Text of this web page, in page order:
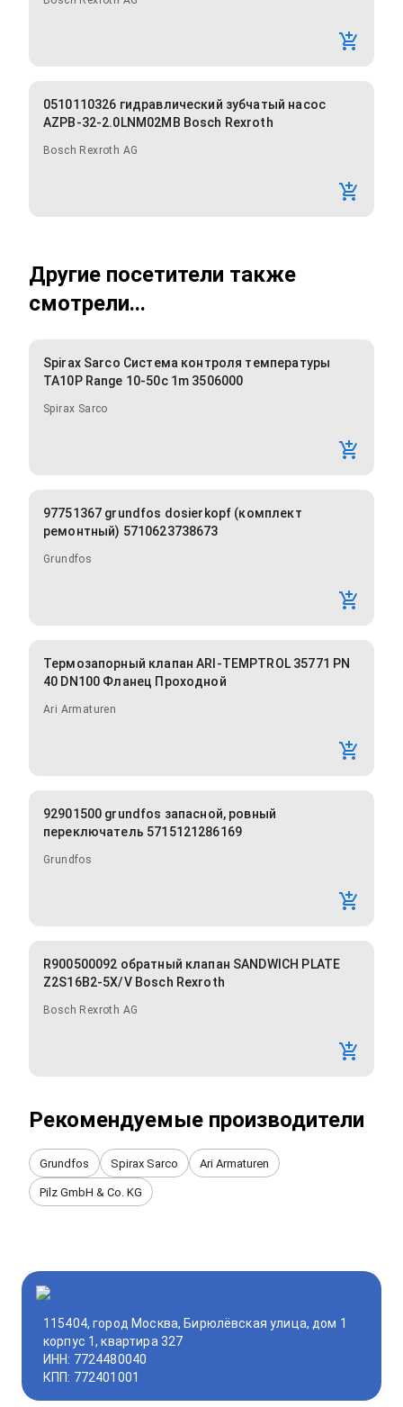
0510110326 гидравлический зубчатый насос
AZPB-32-2.0LNM02MB Bosch Rexroth
Bosch Rexroth AG
Другие посетители также
смотрели...
Spirax Sarco Система контроля температуры
TA10P Range 10-50c 1m 3506000
Spirax Sarco
97751367 grundfos dosierkopf (комплект
ремонтный) 5710623738673
Grundfos
Термозапорный клапан ARI-TEMPTROL 35771 PN
40 DN100 Фланец Проходной
Ari Armaturen
92901500 grundfos запасной, ровный
переключатель 5715121286169
Grundfos
R900500092 обратный клапан SANDWICH PLATE
Z2S16B2-5X/V Bosch Rexroth
Bosch Rexroth AG
Рекомендуемые производители
Grundfos Spirax Sarco Ari Armaturen
Pilz GmbH & Co. KG
115404, город Москва, Бирюлёвская улица, дом 1
корпус 1, квартира 327
ИНН: 7724480040
КПП: 772401001